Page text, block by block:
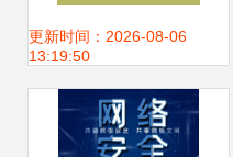
验
更新时间：2026-08-06
13:19:50